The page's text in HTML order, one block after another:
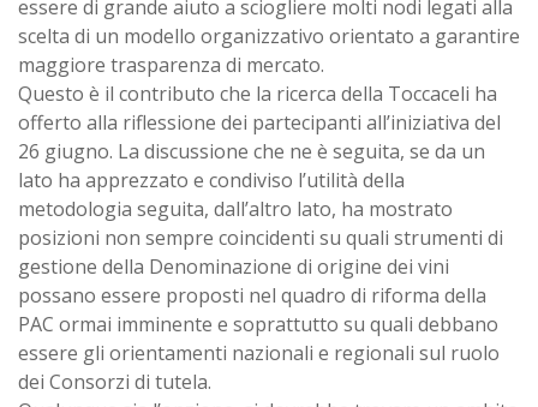
essere di grande aiuto a sciogliere molti nodi legati alla
scelta di un modello organizzativo orientato a garantire
maggiore trasparenza di mercato.
Questo è il contributo che la ricerca della Toccaceli ha
offerto alla riflessione dei partecipanti all’iniziativa del
26 giugno. La discussione che ne è seguita, se da un
lato ha apprezzato e condiviso l’utilità della
metodologia seguita, dall’altro lato, ha mostrato
posizioni non sempre coincidenti su quali strumenti di
gestione della Denominazione di origine dei vini
possano essere proposti nel quadro di riforma della
PAC ormai imminente e soprattutto su quali debbano
essere gli orientamenti nazionali e regionali sul ruolo
dei Consorzi di tutela.